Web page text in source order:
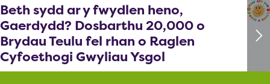
Beth sydd ar y fwydlen heno,
Gaerdydd? Dosbarthu 20,000 o
Brydau Teulu fel rhan o Raglen
Cyfoethogi Gwyliau Ysgol